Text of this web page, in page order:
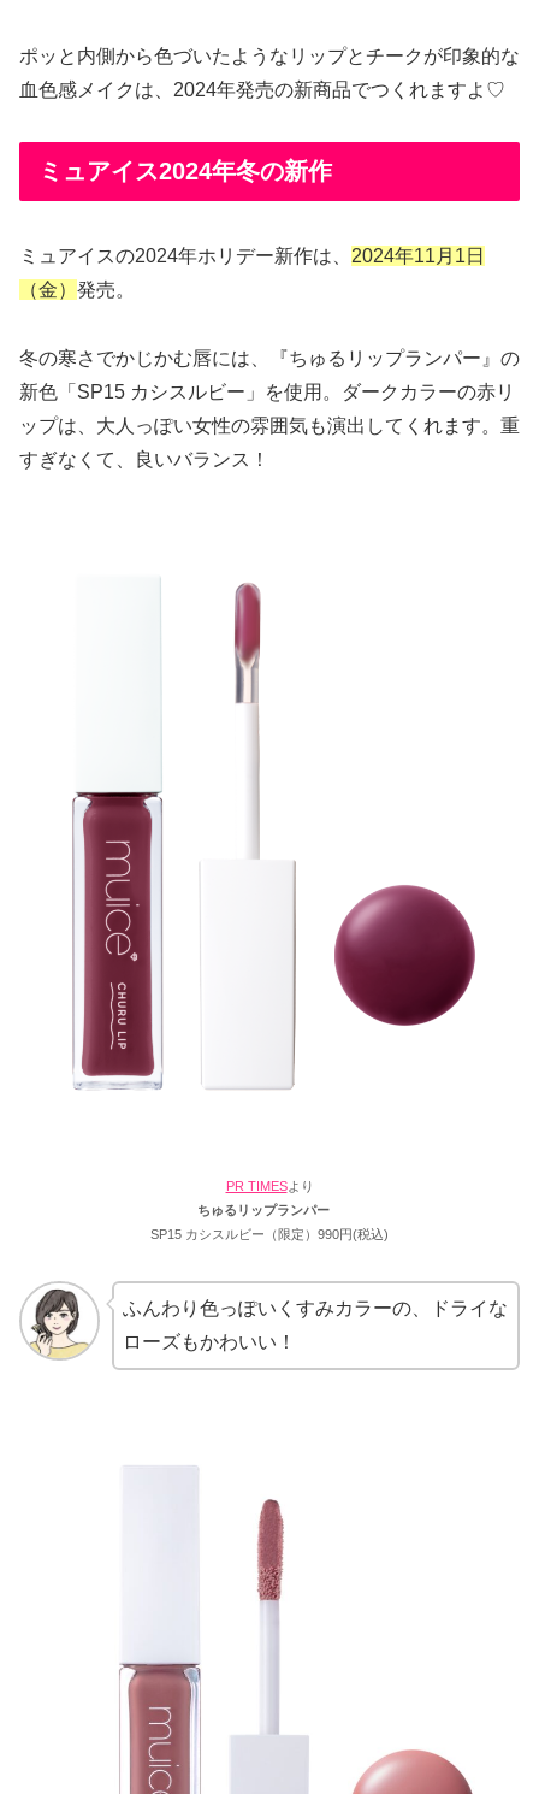
ポッと内側から色づいたようなリップとチークが印象的な
血色感メイクは、2024年発売の新商品でつくれますよ♡
ミュアイス2024年冬の新作
ミュアイスの2024年ホリデー新作は、 2024年11月1日
（金） 発売。
冬の寒さでかじかむ唇には、『ちゅるリップランパー』の
新色「SP15 カシスルビー」を使用。ダークカラーの赤リ
ップは、大人っぽい女性の雰囲気も演出してくれます。重
すぎなくて、良いバランス！
PR TIMESより
ちゅるリップランパー
SP15 カシスルビー（限定）990円(税込)
ふんわり色っぽいくすみカラーの、ドライな
ローズもかわいい！